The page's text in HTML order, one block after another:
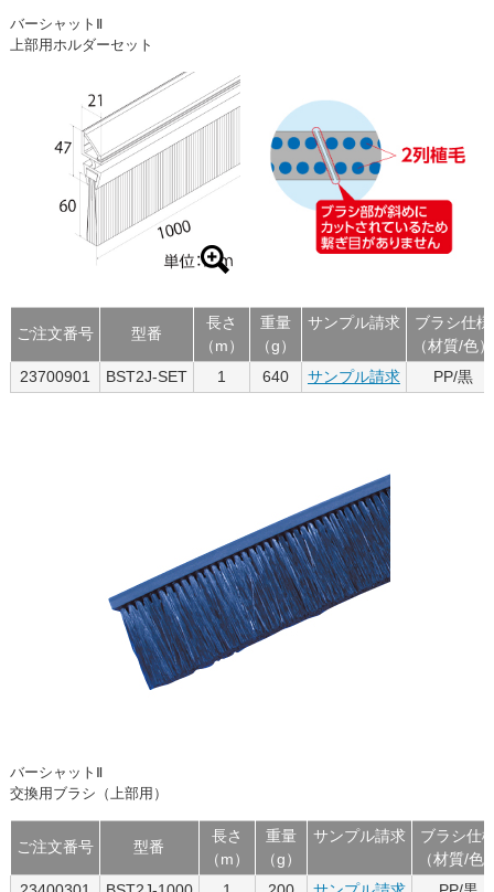
バーシャットⅡ
上部用ホルダーセット
ご注文番号 型番
長さ
（m）
重量
（g）
23700901
BST2J-SET 1 640
サンプル請求
ブラシ仕様
（材質/色）
サンプル請求
PP/黒
バーシャットⅡ
交換用ブラシ（上部用）
ご注文番号 型番
長さ
（m）
重量
（g）
サンプル請求
ブラシ仕
（材質/色